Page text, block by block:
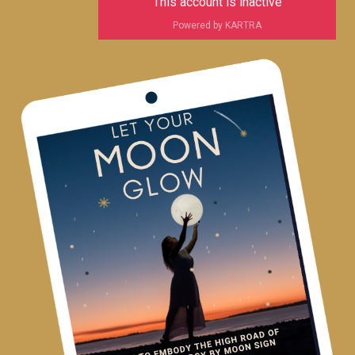
Powered by KARTRA